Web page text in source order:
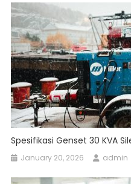
Spesifikasi Genset 30 KVA
January 20, 2026 admin